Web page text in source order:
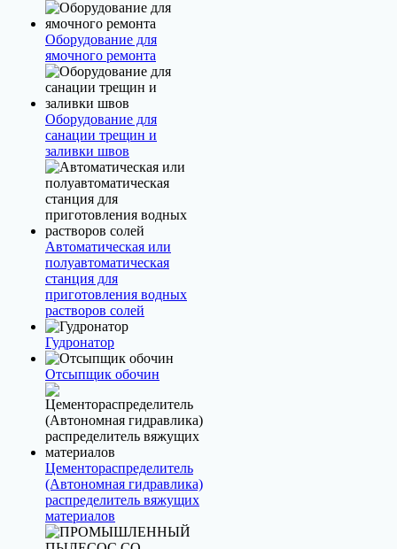
Оборудование для
ямочного ремонта
Оборудование для
санации трещин и
заливки швов
Автоматическая или
полуавтоматическая
станция для
приготовления водных
растворов солей
Гудронатор
Отсыпщик обочин
Цементораспределитель
(Автономная гидравлика)
распределитель вяжущих
материалов